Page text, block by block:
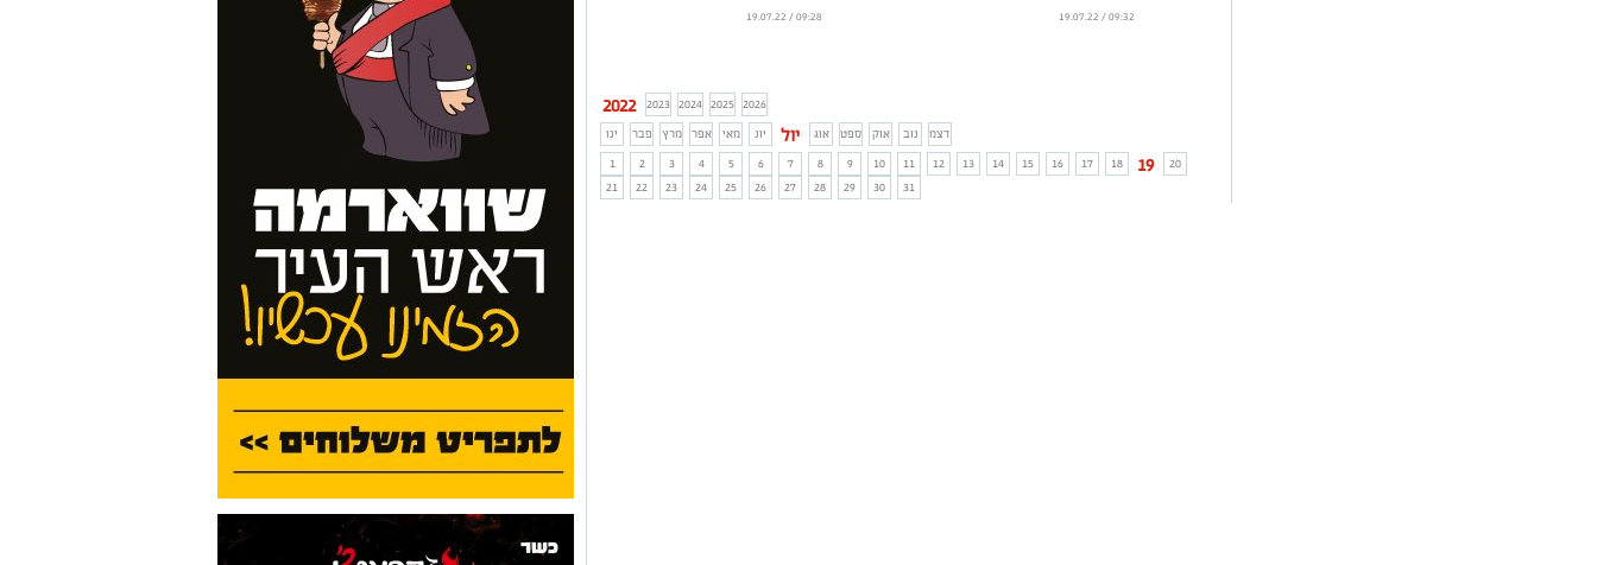
09:32 / 19.07.22
09:28 / 19.07.22
2022 2023 2024 2025 2026
ינו
פבר מרץ אפר מאי יונ יול אוג ספט אוק נוב
דצמ
1
2 3 4 5 6 7 8 9 10 11 12 13 14 15 16 17 18 19
20
21
22 23 24 25 26 27 28 29 30 31